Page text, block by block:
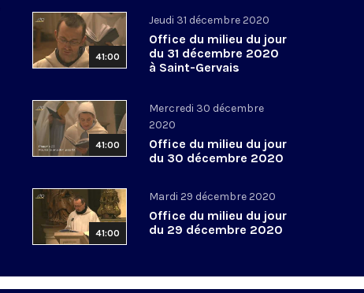
41:00
Jeudi 31 décembre 2020
Office du milieu du jour
du 31 décembre 2020
à Saint-Gervais
41:00
Mercredi 30 décembre
2020
Office du milieu du jour
du 30 décembre 2020
41:00
Mardi 29 décembre 2020
Office du milieu du jour
du 29 décembre 2020